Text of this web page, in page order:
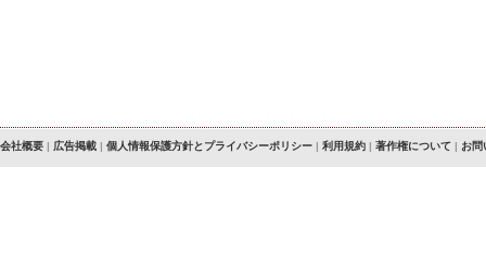
会社概要 | 広告掲載 | 個人情報保護方針とプライバシーポリシー | 利用規約 | 著作権について | お問